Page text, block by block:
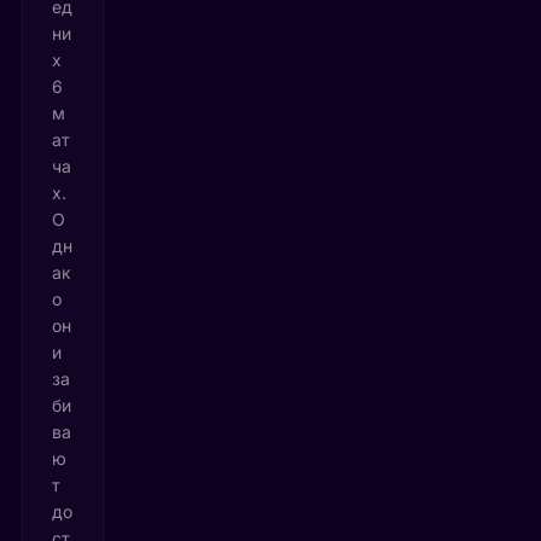
ед
ни
х
6
м
ат
ча
х.
О
дн
ак
о
он
и
за
би
ва
ю
т
до